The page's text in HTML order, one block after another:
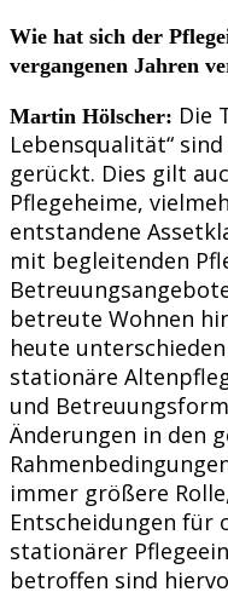
Wie hat sich der
vergangenen Jahren
Martin Hölscher: Die
Lebensqualität“
gerückt. Dies gilt
Pflegeheime,
entstandene
mit begleitenden
betreute Wohnen
heute
stationäre
und
Änderungen in den
immer größere
Entscheidungen für
stationärer
betroffen sind